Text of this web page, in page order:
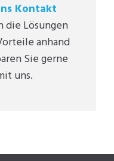
Kontakt
die Lösungen
anhand
Sie gerne
uns.